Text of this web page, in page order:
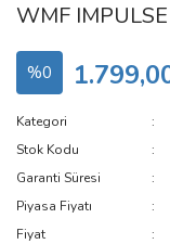
WMF
%0
Kategori
Stok Kodu
Garanti Süresi
Piyasa Fiyatı
Fiyat